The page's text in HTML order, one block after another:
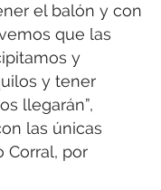
el balón y con
que las
y
y tener
llegarán”,
las únicas
Corral, por